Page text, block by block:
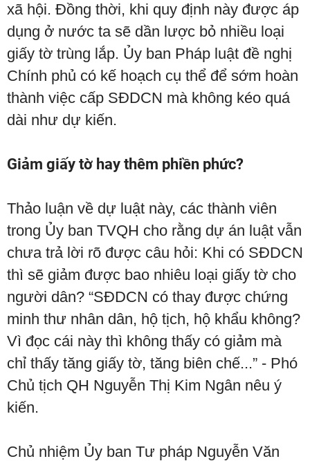
xã hội. Đồng thời, khi quy định này được áp
dụng ở nước ta sẽ dần lược bỏ nhiều loại
giấy tờ trùng lắp. Ủy ban Pháp luật đề nghị
Chính phủ có kế hoạch cụ thể để sớm hoàn
thành việc cấp SĐDCN mà không kéo quá
dài như dự kiến.
Giảm giấy tờ hay thêm phiền phức?
Thảo luận về dự luật này, các thành viên
trong Ủy ban TVQH cho rằng dự án luật vẫn
chưa trả lời rõ được câu hỏi: Khi có SĐDCN
thì sẽ giảm được bao nhiêu loại giấy tờ cho
người dân? “SĐDCN có thay được chứng
minh thư nhân dân, hộ tịch, hộ khẩu không?
Vì đọc cái này thì không thấy có giảm mà
chỉ thấy tăng giấy tờ, tăng biên chế...” - Phó
Chủ tịch QH Nguyễn Thị Kim Ngân nêu ý
kiến.
Chủ nhiệm Ủy ban Tư pháp Nguyễn Văn